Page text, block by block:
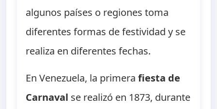
algunos países o regiones toma
diferentes formas de festividad y se
realiza en diferentes fechas.
En Venezuela, la primerafiesta de
Carnaval se realizó en 1873, durante